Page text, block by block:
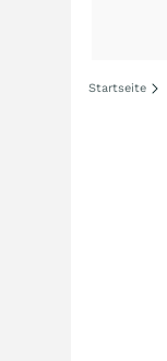
Startseite